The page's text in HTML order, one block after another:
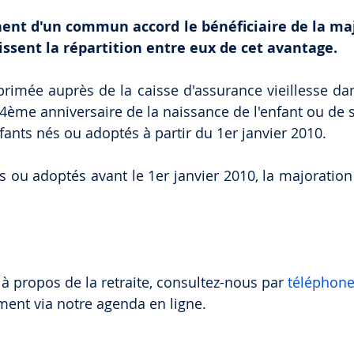
d'un commun accord le bénéficiaire de la
la répartition entre eux de cet avantage.
auprès de la caisse d'assurance vieillesse
anniversaire de la naissance de l'enfant ou de
nés ou adoptés à partir du 1er janvier 2010.
ou adoptés avant le 1er janvier 2010, la
propos de la retraite, consultez-nous par
via notre agenda en ligne.